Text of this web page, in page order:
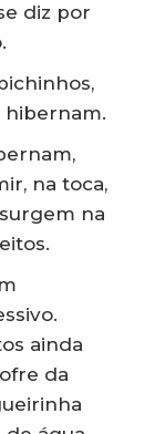
diz por
hibernam.
na toca,
na
ainda
da